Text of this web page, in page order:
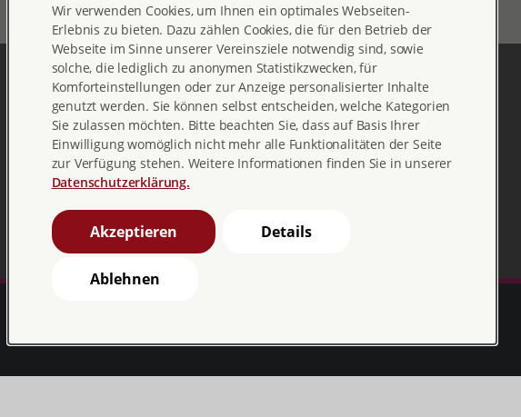
Wir verwenden Cookies, um Ihnen ein optimales Webseiten-
Erlebnis zu bieten. Dazu zählen Cookies, die für den Betrieb der
Webseite im Sinne unserer Vereinsziele notwendig sind, sowie
solche, die lediglich zu anonymen Statistikzwecken, für
Komforteinstellungen oder zur Anzeige personalisierter Inhalte
genutzt werden. Sie können selbst entscheiden, welche Kategorien
Sie zulassen möchten. Bitte beachten Sie, dass auf Basis Ihrer
Einwilligung womöglich nicht mehr alle Funktionalitäten der Seite
zur Verfügung stehen. Weitere Informationen finden Sie in unserer
Datenschutzerklärung.
Akzeptieren Details
Ablehnen